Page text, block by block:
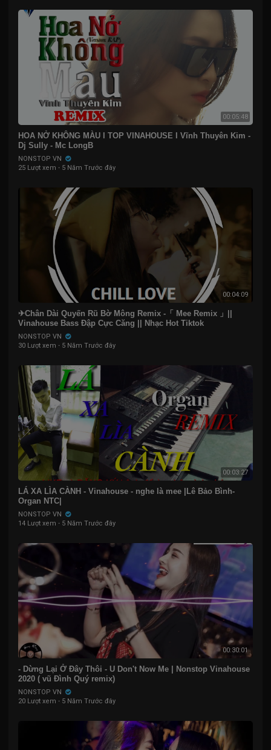
00:05:48
HOA NỞ KHÔNG MÀU I TOP VINAHOUSE I Vĩnh Thuyên Kim -
Dj Sully - Mc LongB
NONSTOP VN
25 Lượt xem · 5 Năm Trước đây
00:04:09
✈Chân Dài Quyến Rũ Bờ Mông Remix -「 Mee Remix 」||
Vinahouse Bass Đập Cực Căng || Nhạc Hot Tiktok
NONSTOP VN
30 Lượt xem · 5 Năm Trước đây
00:03:27
LÁ XA LÌA CÀNH - Vinahouse - nghe là mee |Lê Bảo Bình-
Organ NTC|
NONSTOP VN
14 Lượt xem · 5 Năm Trước đây
00:30:01
- Dừng Lại Ở Đây Thôi - U Don't Now Me | Nonstop Vinahouse
2020 ( vũ Đình Quý remix)
NONSTOP VN
20 Lượt xem · 5 Năm Trước đây